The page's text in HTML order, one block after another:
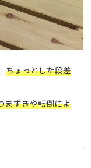
ちょっとした段差
まずきや転倒によ